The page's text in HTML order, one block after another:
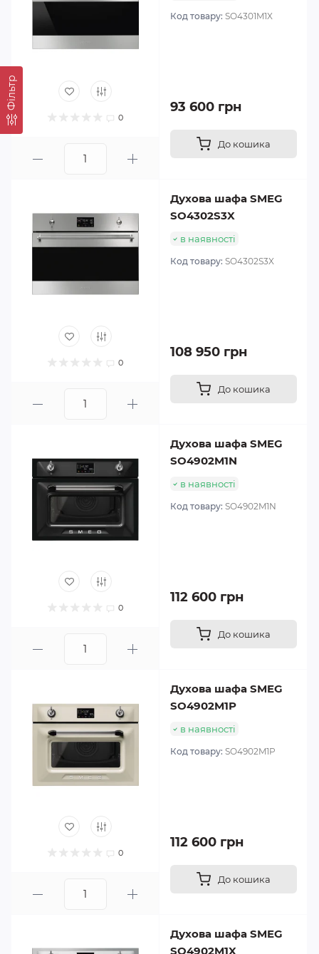
Фільтр
0
Код товару: SO4301M1X
93 600 грн
До кошика
0
Духова шафа SMEG
SO4302S3X
в наявності
Код товару: SO4302S3X
108 950 грн
До кошика
0
Духова шафа SMEG
SO4902M1N
в наявності
Код товару: SO4902M1N
112 600 грн
До кошика
0
Духова шафа SMEG
SO4902M1P
в наявності
Код товару: SO4902M1P
112 600 грн
До кошика
Духова шафа SMEG
SO4902M1X